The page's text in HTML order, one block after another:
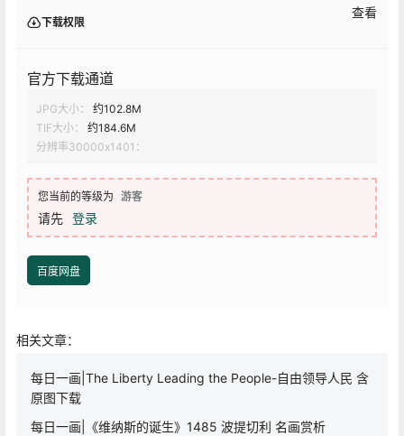
下载权限
查看
官方下载通道
JPG大小：
约102.8M
TIF大小：
约184.6M
分辨率30000x1401：
您当前的等级为 游客
请先 登录
百度网盘
相关文章：
每日一画|The Liberty Leading the People-自由领导人民 含
原图下载
每日一画|《维纳斯的诞生》1485 波提切利 名画赏析